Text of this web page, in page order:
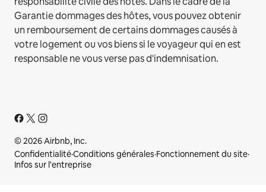
Garantie dommages des hôtes, vous pouvez obtenir
un remboursement de certains dommages causés à
votre logement ou vos biens si le voyageur qui en est
responsable ne vous verse pas d'indemnisation.
© 2026 Airbnb, Inc.
Confidentialité·Conditions générales·Fonctionnement du site·
Infos sur l'entreprise